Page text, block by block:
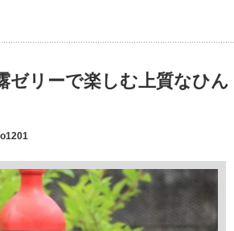
ゼリーで楽しむ上質なひん